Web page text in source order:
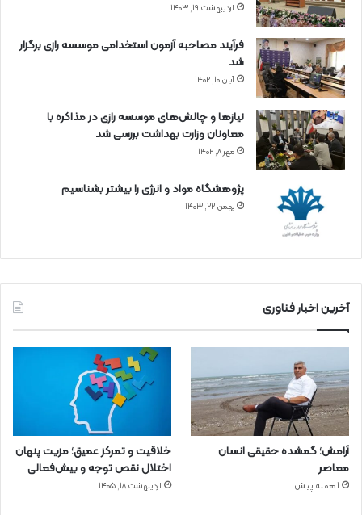
اردیبهشت ۱۹, ۱۴۰۳
فرآیند مصاحبه آزمون استخدامی موسسه رازی برگزار
شد
آبان ۱۰, ۱۴۰۲
نیازها و چالش‌های موسسه رازی در مذاکره با
معاونان وزارت بهداشت بررسی شد
مهر ۸, ۱۴۰۲
پژوهشگاه مواد و انرژی را بیشتر بشناسیم
بهمن ۲۲, ۱۴۰۳
آخرین اخبار فناوری
آرامش؛ گمشده حقیقی انسان
معاصر
1 هفته پیش
خلاقیت و تمرکز عمیق؛ مزیت پنهان
اختلال نقص توجه و بیش‌فعالی
اردیبهشت ۱۸, ۱۴۰۵